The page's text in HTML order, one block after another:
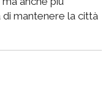
mantenere la città